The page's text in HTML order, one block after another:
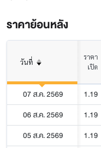
ราคาย้อนหลัง
วันที่
ราคา
เปิด
07 ส.ค. 2569 1.19
06 ส.ค. 2569
1.19
05 ส.ค. 2569
1.19